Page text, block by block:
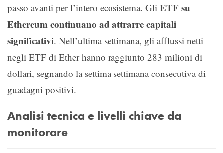
passo avanti per l’intero ecosistema. Gli ETF su
Ethereum continuano ad attrarre capitali
significativi. Nell’ultima settimana, gli afflussi netti
negli ETF di Ether hanno raggiunto 283 milioni di
dollari, segnando la settima settimana consecutiva di
guadagni positivi.
Analisi tecnica e livelli chiave da
monitorare